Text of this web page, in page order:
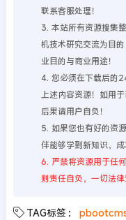
联系客服处理！
3. 本站所有资源搜集
机技术研究交流为目
业目的与商业用途！
4. 您必须在下载后的
上述内容资源！如用
后果请用户自负！
5. 如果您也有好的资
伴能够学到新知识，成
6. 严禁将资源用于任
则责任自负，一切法
TAG标签：